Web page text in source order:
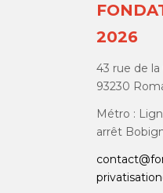
2026
43 rue de
93230
Métro :
arrêt